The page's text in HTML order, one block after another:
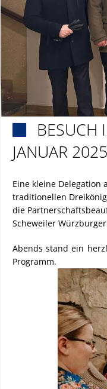
BESUCH
JANUAR 2025
Eine kleine Delegation
traditionellen
die
Scheweiler
Abends stand ein
Programm.